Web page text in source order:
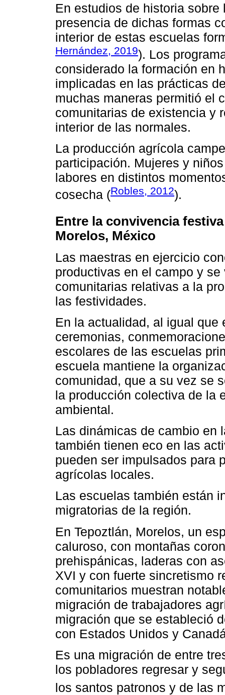
En estudios de historia
presencia de dichas formas
interior de estas escuelas
Hernández, 2019). Los
considerado la formación en
implicadas en las prácticas
muchas maneras permitió el
comunitarias de existencia y
interior de las normales.
La producción agrícola
participación. Mujeres y
labores en distintos
cosecha (Robles, 2012).
Entre la convivencia
Morelos, México
Las maestras en ejercicio
productivas en el campo y
comunitarias relativas a la
las festividades.
En la actualidad, al igual
ceremonias,
escolares de las escuelas
escuela mantiene la
comunidad, que a su vez se
la producción colectiva de la
ambiental.
Las dinámicas de cambio en
también tienen eco en las
pueden ser impulsados para
agrícolas locales.
Las escuelas también están
migratorias de la región.
En Tepoztlán, Morelos, un
caluroso, con montañas
prehispánicas, laderas con
XVI y con fuerte sincretismo
comunitarios muestran
migración de trabajadores
migración que se estableció
con Estados Unidos y
Es una migración de entre
los pobladores regresar y
los santos patronos y de las